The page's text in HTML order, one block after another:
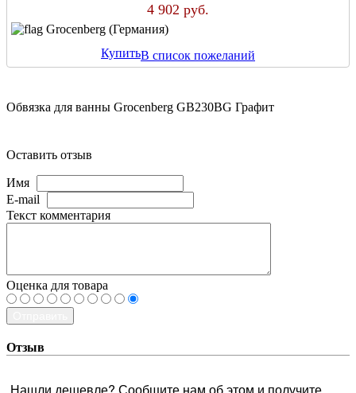
4 902 руб.
Grocenberg (Германия)
КупитьВ список пожеланий
Обвязка для ванны Grocenberg GB230BG Графит
Оставить отзыв
Имя
E-mail
Текст комментария
Оценка для товара
Отзыв
Нашли дешевле? Сообщите нам об этом и получите